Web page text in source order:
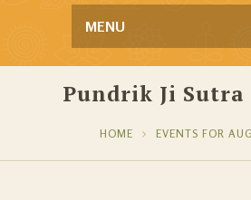
MENU
Pundrik Ji Sutra
HOME EVENTS FOR